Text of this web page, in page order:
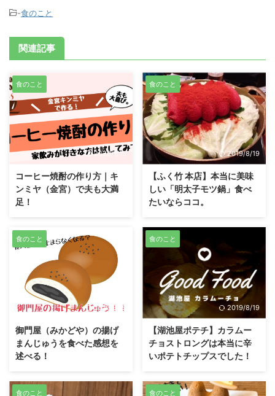
-食のこと
関連記事
食のこと
2020/1/15
コーヒー焼酎の作り方｜キ
ンミヤ（金宮）で夫も大満
足！
食のこと
2019/8/19
【ふく竹 本店】本当に美味
しい「明太子モツ鍋」食べ
たいならココ。
食のこと
2019/8/19
御門屋（みかどや）の揚げ
まんじゅうを食べた感想を
述べる！
食のこと
2019/8/19
【湖池屋ポテチ】カラムー
チョストロングは本当に辛
いポテトチップスでした！
食のこと 食のこと